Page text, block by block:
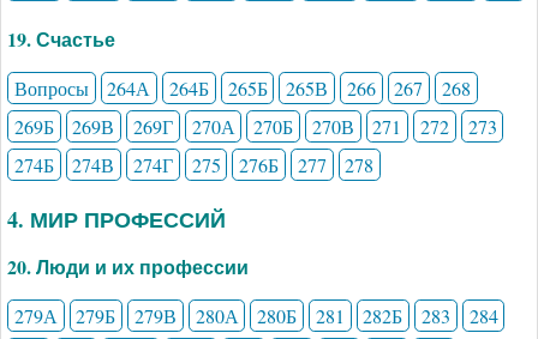
19. Счастье
Вопросы 264А 264Б 265Б 265В 266 267
268
269Б
269В 269Г 270А 270Б 270В 271 272
273
274Б
274В 274Г 275 276Б 277 278
4. МИР ПРОФЕССИЙ
20. Люди и их профессии
279А 279Б 279В 280А 280Б 281 282Б 283
284